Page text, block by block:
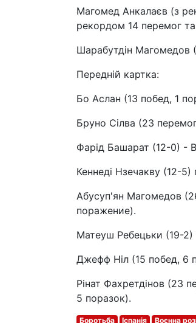
Магомед Анкалаєв (з
рекордом 14 перемог
Шарабутдін
Передній картка:
Бо Аслан (13 побед, 1
Бруно Сілва (23
Фарід Башарат (12-0) -
Кеннеді Нзечакву (12-
Абусуп'ян Магомедов
поражение).
Матеуш Ребецьки (19-
Джефф Ніл (15 побед, 6
Рінат Фахретдінов (23
5 поразок).
Боротьба Іспанія Воєнна